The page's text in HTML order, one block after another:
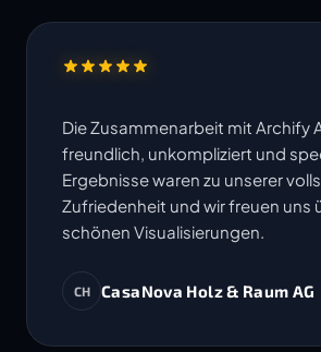
Die Zusammenarbeit mit Archify
freundlich, unkompliziert und
Ergebnisse waren zu unserer
Zufriedenheit und wir freuen uns
schönen Visualisierungen.
CH CasaNova Holz & Raum AG